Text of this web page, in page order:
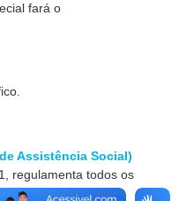
fará o
Assistência Social)
regulamenta todos os